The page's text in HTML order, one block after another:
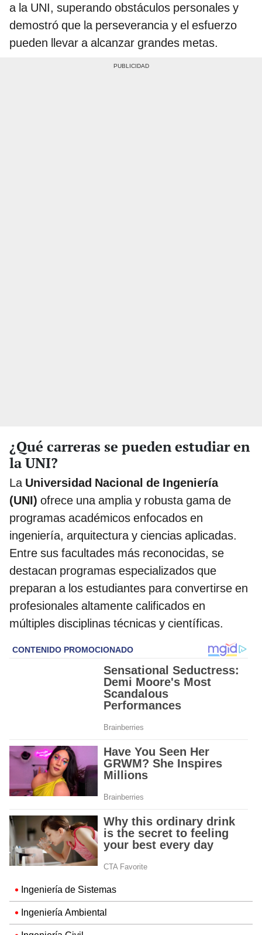
a la UNI, superando obstáculos personales y
demostró que la perseverancia y el esfuerzo
pueden llevar a alcanzar grandes metas.
¿Qué carreras se pueden estudiar en
la UNI?
La Universidad Nacional de Ingeniería
(UNI) ofrece una amplia y robusta gama de
programas académicos enfocados en
ingeniería, arquitectura y ciencias aplicadas.
Entre sus facultades más reconocidas, se
destacan programas especializados que
preparan a los estudiantes para convertirse en
profesionales altamente calificados en
múltiples disciplinas técnicas y científicas.
Ingeniería de Sistemas
Ingeniería Ambiental